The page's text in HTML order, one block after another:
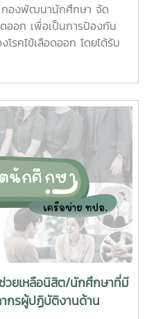
กองพัฒนานักศึกษา จัด
ออก เพื่อเป็นการป้องกัน
โรคไข้เลือดออก โดยได้รับ
ยแหล่งเพาะพันธุ์ยุงลาย
เคราะห์รถรับนักศึกษาจาก
วยเหลือนิสิต/นักศึกษาที่มี
กรผู้ปฏิบัติงานด้าน